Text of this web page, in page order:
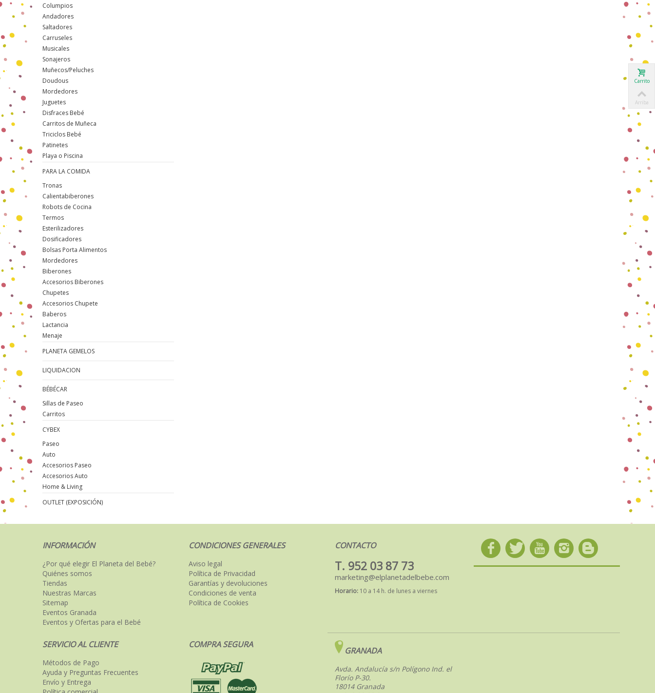
Columpios
Andadores
Saltadores
Carruseles
Musicales
Sonajeros
Muñecos/Peluches
Doudous
Mordedores
Juguetes
Disfraces Bebé
Carritos de Muñeca
Triciclos Bebé
Patinetes
Playa o Piscina
PARA LA COMIDA
Tronas
Calientabiberones
Robots de Cocina
Termos
Esterilizadores
Dosificadores
Bolsas Porta Alimentos
Mordedores
Biberones
Accesorios Biberones
Chupetes
Accesorios Chupete
Baberos
Lactancia
Menaje
PLANETA GEMELOS
LIQUIDACION
BÉBÉCAR
Sillas de Paseo
Carritos
CYBEX
Paseo
Auto
Accesorios Paseo
Accesorios Auto
Home & Living
OUTLET (EXPOSICIÓN)
INFORMACIÓN
¿Por qué elegir El Planeta del Bebé?
Quiénes somos
Tiendas
Nuestras Marcas
Sitemap
Eventos Granada
Eventos y Ofertas para el Bebé
CONDICIONES GENERALES
Aviso legal
Política de Privacidad
Garantías y devoluciones
Condiciones de venta
Política de Cookies
CONTACTO
T. 952 03 87 73
marketing@elplanetadelbebe.com
Horario: 10 a 14 h. de lunes a viernes
SERVICIO AL CLIENTE
Métodos de Pago
Ayuda y Preguntas Frecuentes
Envío y Entrega
COMPRA SEGURA
GRANADA
Avda. Andalucía s/n Polígono Ind. el
Florío P-30.
18014 Granada
Carrito
Arriba